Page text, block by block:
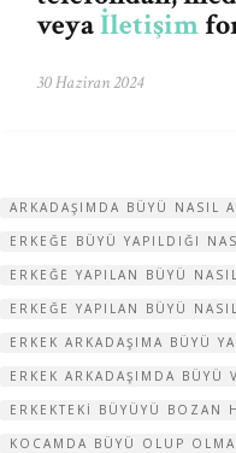
veyaİletişim
30 Haziran 2024
ARKADAŞIMDA BÜYÜ NASIL
ERKEĞE BÜYÜ YAPILDIĞI
ERKEĞE YAPILAN BÜYÜ
ERKEĞE YAPILAN BÜYÜ
ERKEK ARKADAŞIMA BÜYÜ
ERKEK ARKADAŞIMDA BÜYÜ
ERKEKTEKI BÜYÜYÜ BOZAN
KOCAMDA BÜYÜ OLUP